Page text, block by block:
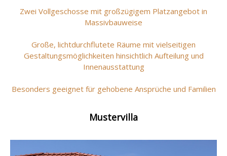
Zwei Vollgeschosse mit großzügigem Platzangebot in
Massivbauweise
Große, lichtdurchflutete Räume mit vielseitigen
Gestaltungsmöglichkeiten hinsichtlich Aufteilung und
Innenausstattung
Besonders geeignet für gehobene Ansprüche und Familien
Mustervilla